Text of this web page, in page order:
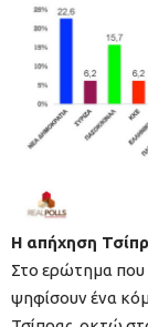
Η απήχηση
Στο ερώτημα που
ψηφίσουν ένα